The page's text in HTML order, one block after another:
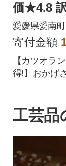
価★4.8
のたたき
愛媛県愛南町
寄付金額
【カツオラ
得!】おかげ
んや柑橘だ
でとれたか
も負けない
形や大きさは
工芸品